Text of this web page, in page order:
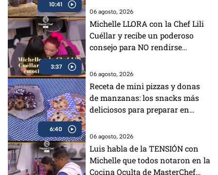
10:41
06 agosto, 2026
3:37
Michelle LLORA con la Chef Lili
Cuéllar y recibe un poderoso
consejo para NO rendirse
06 agosto, 2026
6:40
Receta de mini pizzas y donas
de manzanas: los snacks más
deliciosos para preparar en
06 agosto, 2026
Luis habla de la TENSIÓN con
Michelle que todos notaron en la
Cocina Oculta de MasterChef